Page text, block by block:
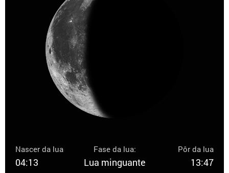
Nascer da lua
04:13
Fase da lua:
Lua minguante
Pôr da lua
13:47